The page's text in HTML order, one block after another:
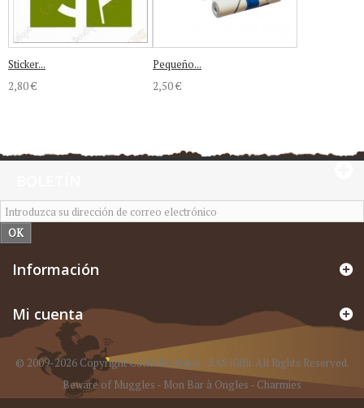
Sticker...
2,80 €
Pequeño...
2,50 €
OK
Información
Mi cuenta
© 2009-2026 Copyright CacheBoutique - SAS iGilli. All Rights Reserved.
Beware of Muggles - Mon Bar à Ongles - Charmies